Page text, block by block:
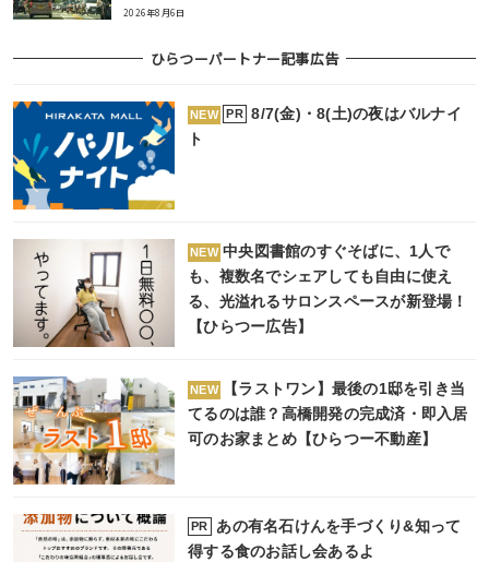
2026年8月6日
ひらつーパートナー記事広告
NEW PR
8/7(金)・8(土)の夜はバルナイ
ト
NEW 中央図書館のすぐそばに、1人で
も、複数名でシェアしても自由に使え
る、光溢れるサロンスペースが新登場！
【ひらつー広告】
NEW
【ラストワン】最後の1邸を引き当
てるのは誰？高橋開発の完成済・即入居
可のお家まとめ【ひらつー不動産】
PR
あの有名石けんを手づくり&知って
得する食のお話し会あるよ